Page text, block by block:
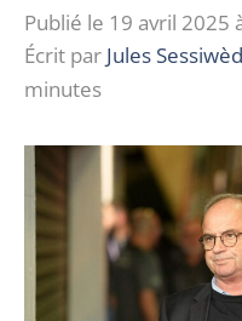
Publié le 19 avril 2025
Écrit par Jules
minutes